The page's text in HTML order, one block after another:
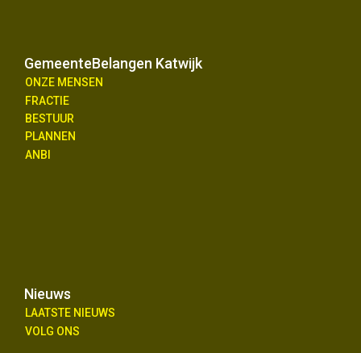
GemeenteBelangen Katwijk
ONZE MENSEN
FRACTIE
BESTUUR
PLANNEN
ANBI
Nieuws
LAATSTE NIEUWS
VOLG ONS